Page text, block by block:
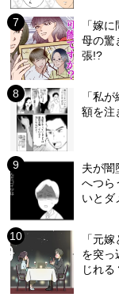
「嫁
母の驚
張!?
「私
額を注
夫が闇
へつら
いとダ
「元
を突っ
じれる